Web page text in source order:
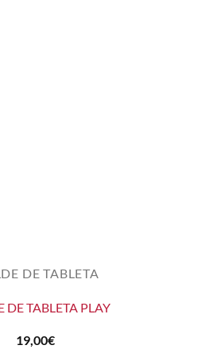
DE TABLETA
DE TABLETA PLAY
19,00€